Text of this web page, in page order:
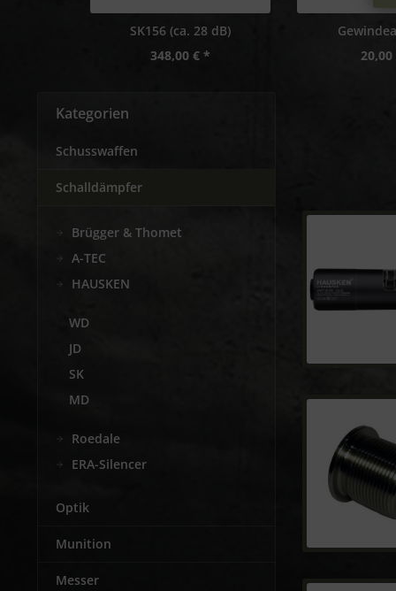
SK156 (ca. 28 dB)
348,00 € *
Kategorien
Schusswaffen
Schalldämpfer
Brügger & Thomet
A-TEC
HAUSKEN
WD
JD
SK
MD
Roedale
ERA-Silencer
Optik
Munition
Messer